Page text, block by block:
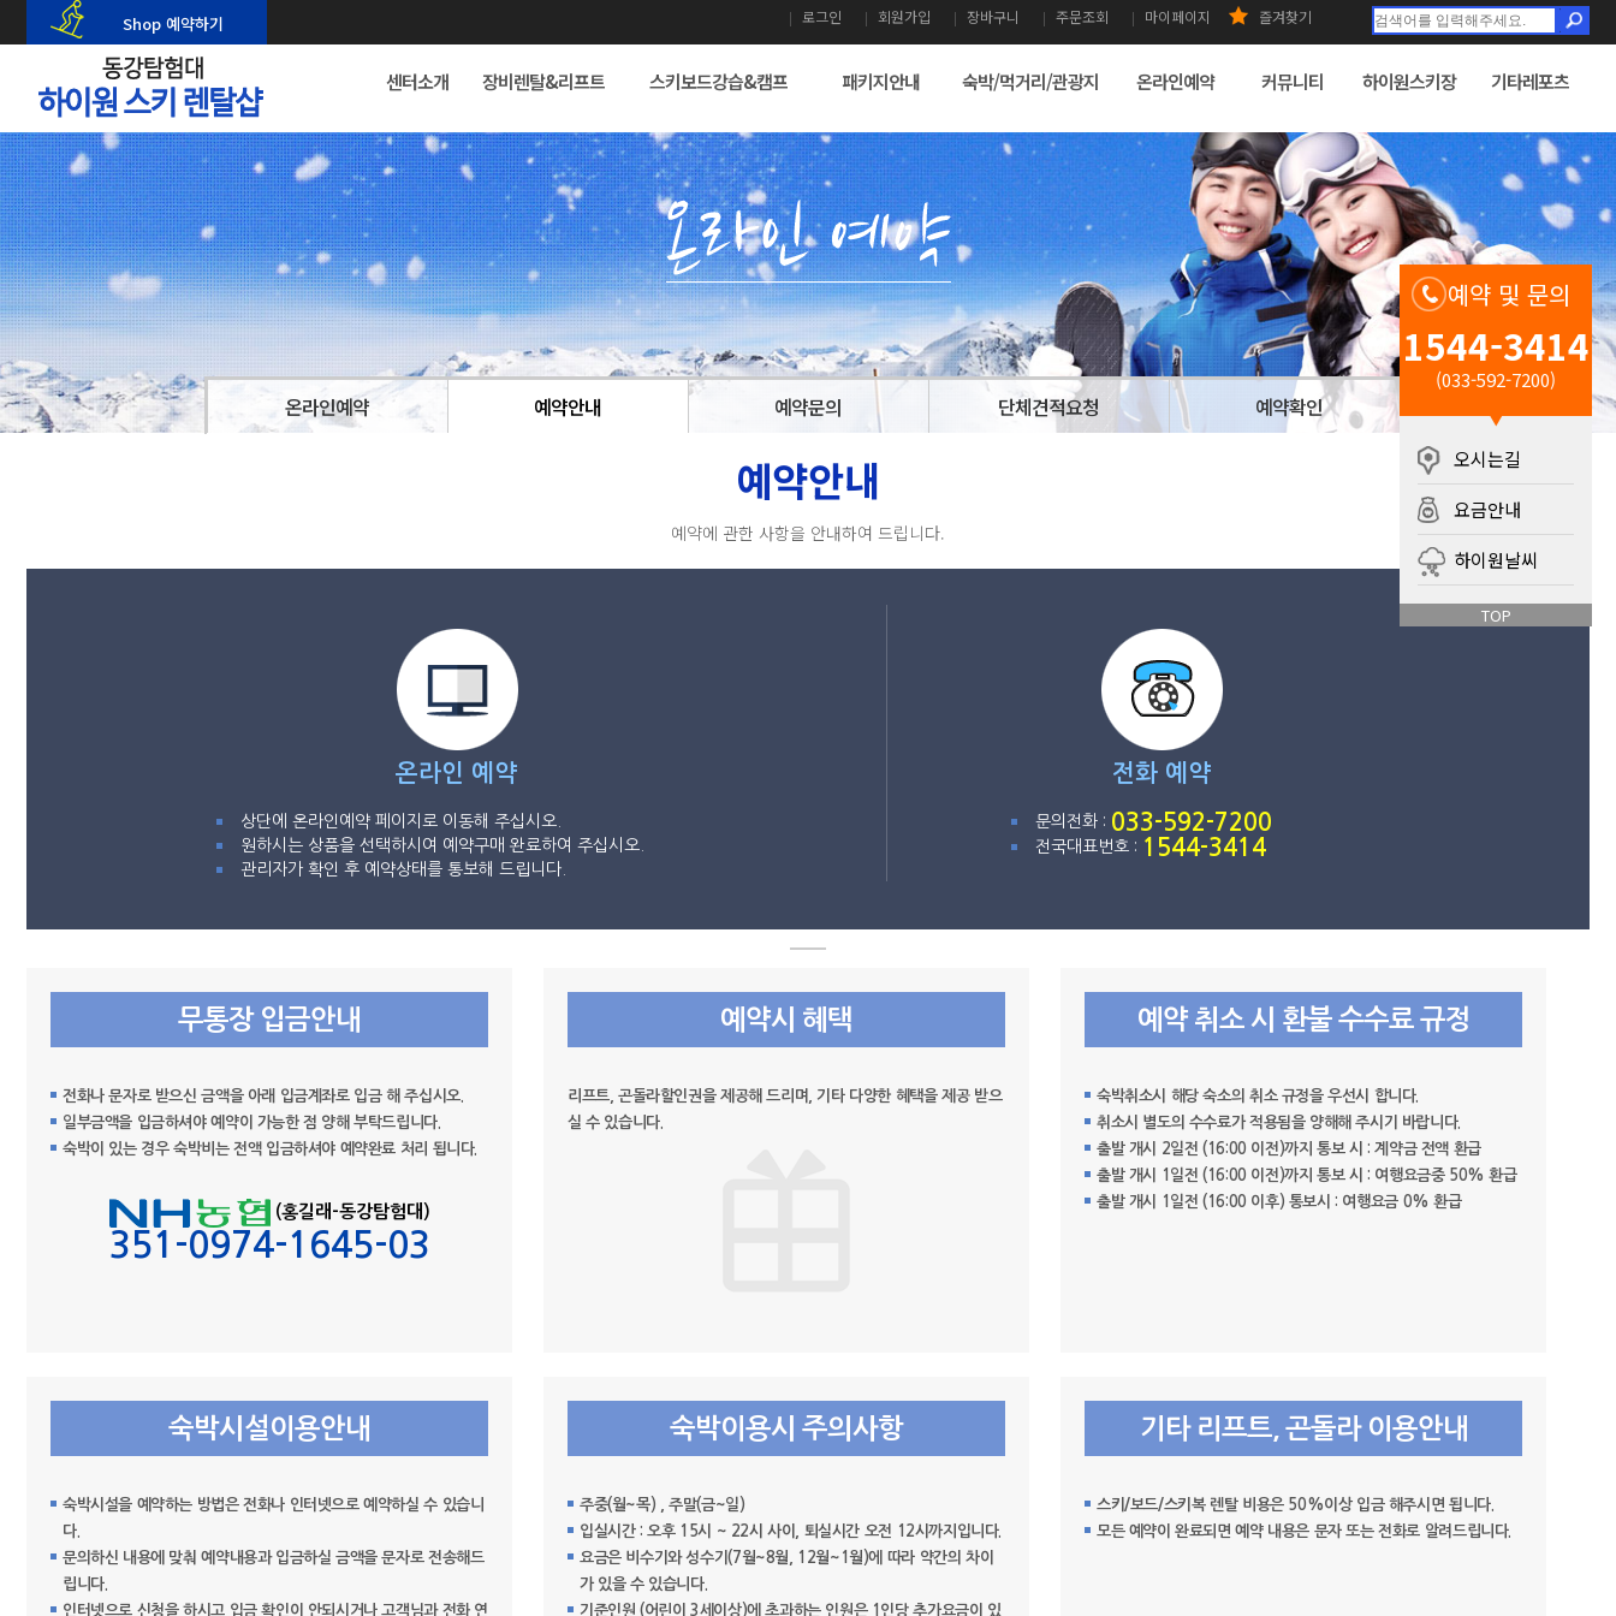
Shop 예약하기 로그인 회원가입 장바구니 주문조회 마이페이지 즐겨찾기
센터소개 장비렌탈&리프트 스키보드강습&캠프 패키지안내 숙박/먹거리/관광지 온라인예약 커뮤니티 하이원스키장 기타레포츠
예약 및 문의
1544-3414
(033-592-7200)
오시는길
요금안내
하이원날씨
TOP
온라인예약 예약안내 예약문의 단체견적요청 예약확인
예약안내
예약에 관한 사항을 안내하여 드립니다.
온라인 예약
상단에 온라인예약 페이지로 이동해 주십시오.
원하시는 상품을 선택하시여 예약구매 완료하여 주십시오.
관리자가 확인 후 예약상태를 통보해 드립니다.
전화 예약
문의전화 : 033-592-7200
전국대표번호 : 1544-3414
무통장 입금안내
전화나 문자로 받으신 금액을 아래 입금계좌로 입금 해 주십시오.
일부금액을 입금하셔야 예약이 가능한 점 양해 부탁드립니다.
숙박이 있는 경우 숙박비는 전액 입금하셔야 예약완료 처리 됩니다.
(홍길래-동강탐험대)
351-0974-1645-03
예약시 혜택
리프트, 곤돌라할인권을 제공해 드리며, 기타 다양한 혜택을 제공 받으
실 수 있습니다.
예약 취소 시 환불 수수료 규정
숙박취소시 해당 숙소의 취소 규정을 우선시 합니다.
취소시 별도의 수수료가 적용됨을 양해해 주시기 바랍니다.
출발 개시 2일전 (16:00 이전)까지 통보 시 : 계약금 전액 환급
출발 개시 1일전 (16:00 이전)까지 통보 시 : 여행요금중 50% 환급
출발 개시 1일전 (16:00 이후) 통보시 : 여행요금 0% 환급
숙박시설이용안내
숙박시설을 예약하는 방법은 전화나 인터넷으로 예약하실 수 있습니
다.
문의하신 내용에 맞춰 예약내용과 입금하실 금액을 문자로 전송해드
립니다.
인터넷으로 신청을 하시고 입금 확인이 안되시거나 고객님과 전화 연
숙박이용시 주의사항
주중(월~목) , 주말(금~일)
입실시간 : 오후 15시 ~ 22시 사이, 퇴실시간 오전 12시까지입니다.
요금은 비수기와 성수기(7월~8월, 12월~1월)에 따라 약간의 차이
가 있을 수 있습니다.
기준인원 (어린이 3세이상)에 초과하는 인원은 1인당 추가요금이 있
기타 리프트, 곤돌라 이용안내
스키/보드/스키복 렌탈 비용은 50%이상 입금 해주시면 됩니다.
모든 예약이 완료되면 예약 내용은 문자 또는 전화로 알려드립니다.